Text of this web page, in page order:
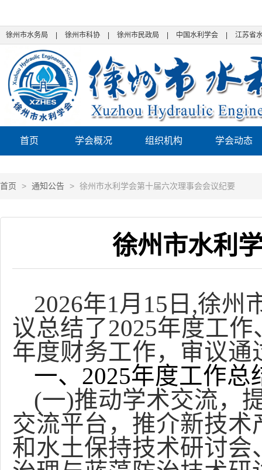
徐州市水务局 徐州市科协 徐州市民政局 中国水利学会 江苏省
首页 学会概况 组织机构 学会动态
首页 > 通知公告 > 徐州市水利学会第十届六次理事会会议纪要
徐州市水利
2026年1月15日,徐州
议总结了2025年度工
年度财务工作，审议
一、2025年度工作总
(一)推动学术交流，
交流平台，推介新技
和水土保持技术研讨